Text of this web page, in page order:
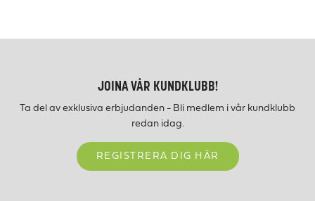
JOINA VÅR KUNDKLUBB!
Ta del av exklusiva erbjudanden - Bli medlem i vår kundklubb
redan idag.
REGISTRERA DIG HÄR